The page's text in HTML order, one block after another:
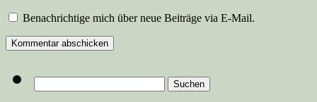
Benachrichtige mich über neue Beiträge via E-Mail.
nach: